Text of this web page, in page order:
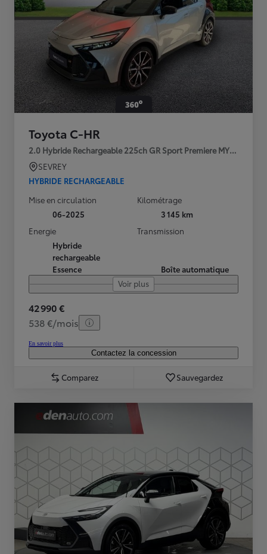
Toyota C-HR
2.0 Hybride Rechargeable 225ch GR Sport Premiere MY25
SEVREY
HYBRIDE RECHARGEABLE
Mise en circulation
06-2025
Kilométrage
3 145 km
Energie
Hybride
rechargeable
Essence
Transmission
Boîte automatique
Voir plus
42 990 €
538 €/mois
En savoir plus
Contactez la concession
Comparez Sauvegardez